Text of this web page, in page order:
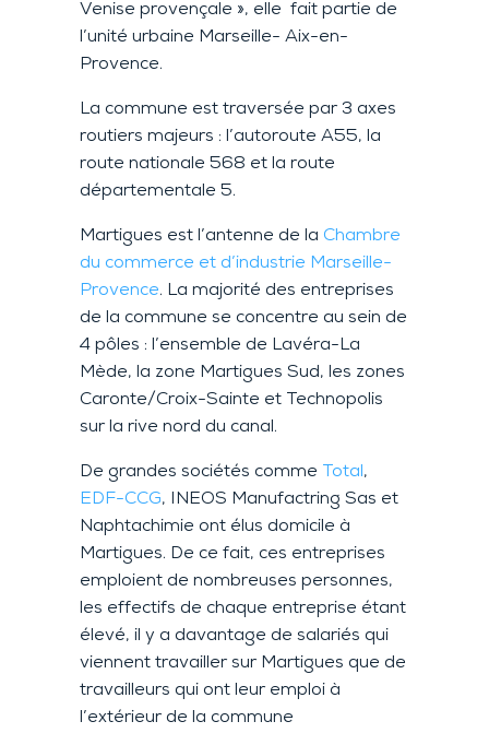
Venise provençale », elle fait partie de
l’unité urbaine Marseille- Aix-en-
Provence.
La commune est traversée par 3 axes
routiers majeurs : l’autoroute A55, la
route nationale 568 et la route
départementale 5.
Martigues est l’antenne de la Chambre
du commerce et d’industrie Marseille-
Provence. La majorité des entreprises
de la commune se concentre au sein de
4 pôles : l’ensemble de Lavéra-La
Mède, la zone Martigues Sud, les zones
Caronte/Croix-Sainte et Technopolis
sur la rive nord du canal.
De grandes sociétés comme Total ,
EDF-CCG, INEOS Manufactring Sas et
Naphtachimie ont élus domicile à
Martigues. De ce fait, ces entreprises
emploient de nombreuses personnes,
les effectifs de chaque entreprise étant
élevé, il y a davantage de salariés qui
viennent travailler sur Martigues que de
travailleurs qui ont leur emploi à
l’extérieur de la commune